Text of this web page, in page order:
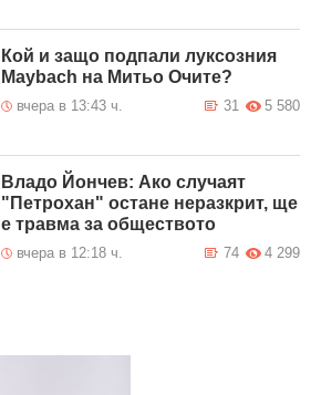
Кой и защо подпали луксозния
Maybach на Митьо Очите?
вчера в 13:43 ч. 5 580
31
Владо Йончев: Ако случаят
"Петрохан" остане неразкрит, ще
е травма за обществото
вчера в 12:18 ч. 4 299
74